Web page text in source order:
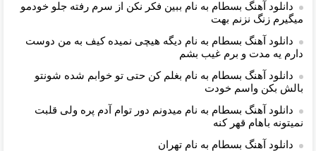
دانلود آهنگ بسطام به نام ببین فکر نکن از سرم رفته جلو خودمو
میگیرم زنگ نزنم بهت
دانلود آهنگ بسطام به نام دیگه هیچی نمیده کیف به من دوست
دارم یه مدت و برم غیب بشم
دانلود آهنگ بسطام به نام بغلم کن حتی تو خوابم شده شونتو
بالش بکن واسم خودت
دانلود آهنگ بسطام به نام میدونم دور توام آدم پره ولی قلبت
نمیتونه باهام قهر کنه
دانلود آهنگ بسطام به نام تهران